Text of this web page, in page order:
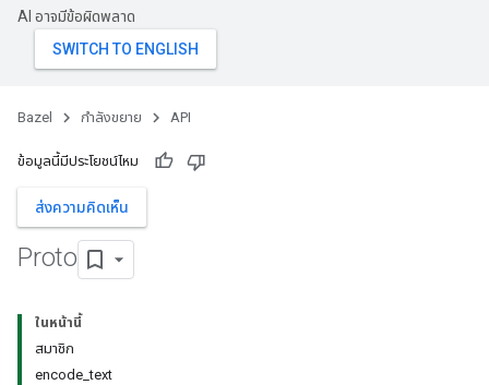
AI อาจมีข้อผิดพลาด
Bazel กําลังขยาย API
ข้อมูลนี้มีประโยชน์ไหม
ส่งความคิดเห็น
Proto
ในหน้านี้
สมาชิก
encode_text